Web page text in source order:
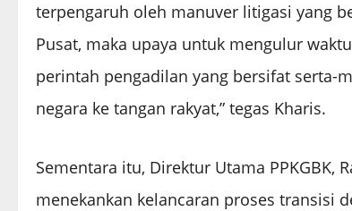
terpengaruh oleh manuver litigasi yang
Pusat, maka upaya untuk mengulur
perintah pengadilan yang bersifat serta-
negara ke tangan rakyat,” tegas Kharis.
Sementara itu, Direktur Utama PPKGBK,
menekankan kelancaran proses transisi